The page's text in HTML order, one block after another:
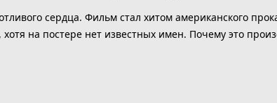
сердца. Фильм стал хитом американского
на постере нет известных имен. Почему это